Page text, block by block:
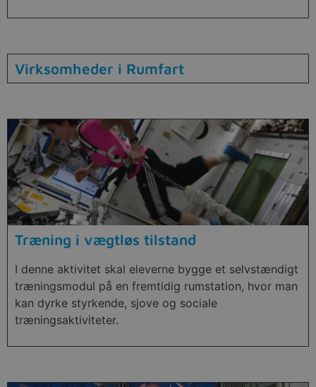
Virksomheder i Rumfart
Træning i vægtløs tilstand
I denne aktivitet skal eleverne bygge et selvstændigt
træningsmodul på en fremtidig rumstation, hvor man
kan dyrke styrkende, sjove og sociale
træningsaktiviteter.